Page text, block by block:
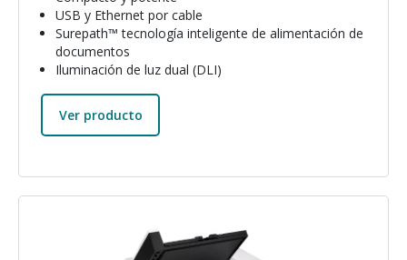
USB y Ethernet por cable
Surepath™ tecnología inteligente de alimentación de
documentos
Iluminación de luz dual (DLI)
Ver producto